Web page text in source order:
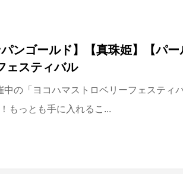
ンゴールド】【真珠姫】【パ
ェスティバル
の「ヨコハマストロベリーフェスティ
もっとも手に入れるこ...